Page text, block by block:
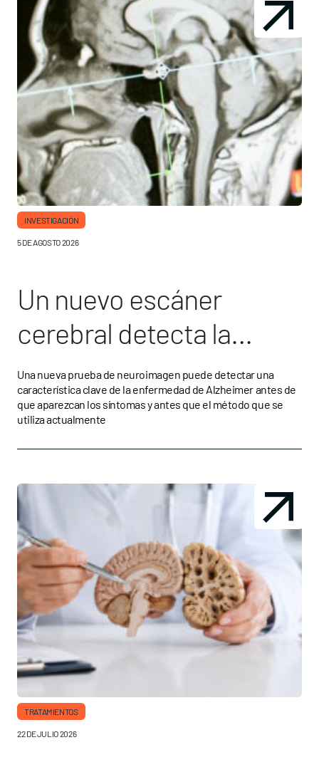
INVESTIGACIÓN
5 DE AGOSTO 2026
Un nuevo escáner
cerebral detecta la
proteína tau del
alzhéimer antes que el
método estándar actual
Una nueva prueba de neuroimagen puede detectar una
característica clave de la enfermedad de Alzheimer antes de
que aparezcan los síntomas y antes que el método que se
utiliza actualmente
TRATAMIENTOS
22 DE JULIO 2026